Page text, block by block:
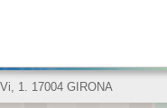
1. 17004 GIRONA